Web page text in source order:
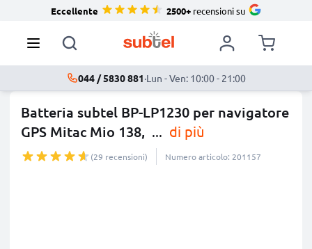
Eccellente 2500+recensioni su
044 / 5830 881·Lun - Ven: 10:00 - 21:00
Batteria subtel BP-LP1230 per navigatore
GPS Mitac Mio 138, ... di più
(29 recensioni) Numero articolo: 201157